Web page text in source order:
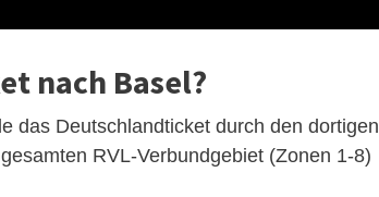
nach Basel?
das Deutschlandticket durch den dortigen
RVL-Verbundgebiet (Zonen 1-8)